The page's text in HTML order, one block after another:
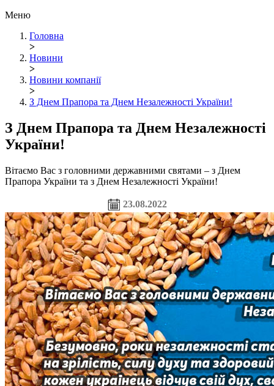
Меню
Головна
>
Новини
>
Новини компанії
>
З Днем Прапора та Днем Незалежності України!
З Днем Прапора та Днем Незалежності
України!
Вітаємо Вас з головними державними святами – з Днем
Прапора України та з Днем Незалежності України!
23.08.2022